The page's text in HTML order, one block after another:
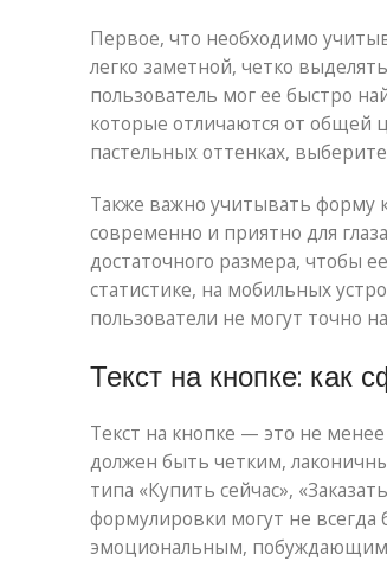
Первое, что необходимо
легко заметной, четко
пользователь мог ее быстро
которые отличаются от общей
пастельных оттенках,
Также важно учитывать форму
современно и приятно для
достаточного размера, чтобы
статистике, на мобильных
пользователи не могут точно
Текст на кнопке: как
Текст на кнопке — это не
должен быть четким,
типа «Купить сейчас»,
формулировки могут не
эмоциональным, побуждающим